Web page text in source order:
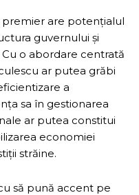
premier are potențialul
guvernului și
o abordare centrată
ar putea grăbi
a
sa în gestionarea
ar putea constitui
economiei
străine.
să pună accent pe